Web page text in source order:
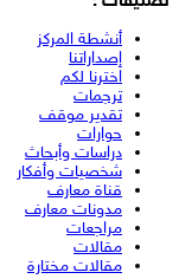
أنشطة المركز
إصداراتنا
اخترنا لكم
ترجمات
تقدير موقف
حوارات
دراسات وأبحاث
شخصيات وأفكار
قناة معارف
مدونات معارف
مراجعات
مقالات
مقالات مختارة